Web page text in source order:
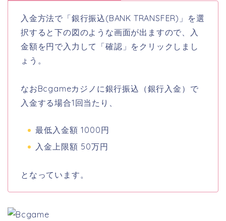
入金方法で「銀行振込(BANK TRANSFER)」を選
択すると下の図のような画面が出ますので、入
金額を円で入力して「確認」をクリックしまし
ょう。
なおBcgameカジノに銀行振込（銀行入金）で
入金する場合1回当たり、
最低入金額 1000円
入金上限額 50万円
となっています。